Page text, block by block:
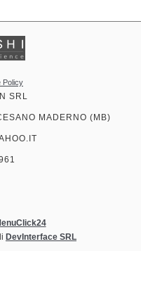
Policy
SRL
MADERNO (MB)
DevInterface SRL